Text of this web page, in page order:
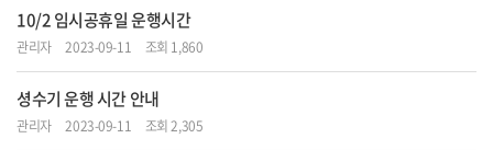
10/2 임시공휴일 운행시간
관리자 2023-09-11 조회 1,860
셩수기 운행 시간 안내
관리자 2023-09-11 조회 2,305